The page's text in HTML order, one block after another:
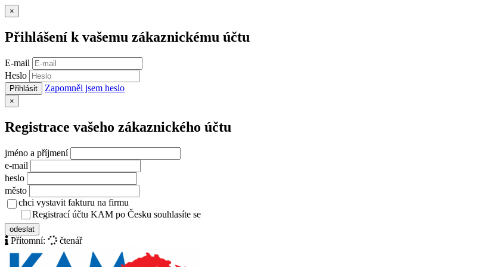
×
Přihlášení k vašemu zákaznickému účtu
E-mail
Heslo
Přihlásit Zapomněl jsem heslo
×
Registrace vašeho zákaznického účtu
jméno a příjmení
e-mail
heslo
město
chci vystavit fakturu na firmu
Registrací účtu KAM po Česku souhlasíte se
odeslat
Přítomní: čtenář